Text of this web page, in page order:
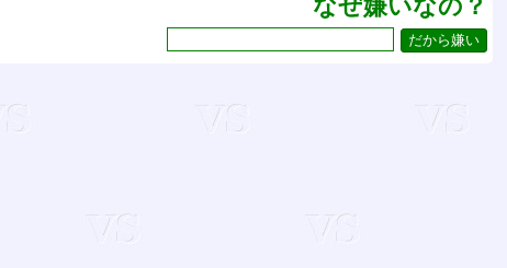
なぜ嫌いなの？